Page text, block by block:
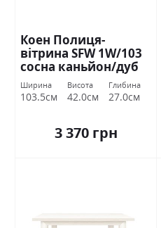
Коен Полиця-
вітрина SFW 1W/103
сосна каньйон/дуб
корабельний БРВ
Україна
Ширина
103.5см
Висота
42.0см
Глибина
27.0см
3 370 грн